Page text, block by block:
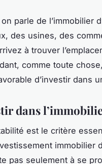
parle de l’immobilier
des usines, des
à trouver
comme toute
d’investir dans
dans
est le critère
immobilier
pas seulement à se